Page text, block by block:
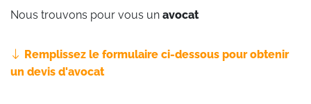
Nous trouvons pour vous un avocat
Remplissez le formulaire ci-dessous pour obtenir
un devis d'avocat